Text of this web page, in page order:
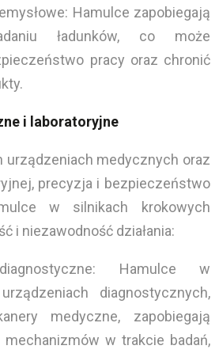
Hamulce zapobiegają
ładunków, co może
pracy oraz chronić
i laboratoryjne
urządzeniach medycznych oraz
precyzja i bezpieczeństwo
w silnikach krokowych
i niezawodność działania:
Hamulce w
diagnostycznych,
medyczne, zapobiegają
w trakcie badań,